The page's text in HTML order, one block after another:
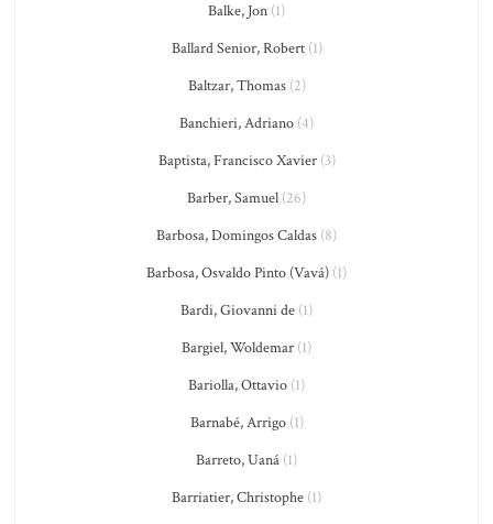
Balke, Jon (1)
Ballard Senior, Robert(1)
Baltzar, Thomas(2)
Banchieri, Adriano (4)
Baptista, Francisco Xavier(3)
Barber, Samuel (26)
Barbosa, Domingos Caldas (8)
Barbosa, Osvaldo Pinto (Vavá) (1)
Bardi, Giovanni de (1)
Bargiel, Woldemar (1)
Bariolla, Ottavio (1)
Barnabé, Arrigo(1)
Barreto, Uaná (1)
Barriatier, Christophe (1)